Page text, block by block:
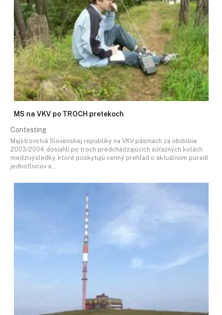
MS na VKV po TROCH pretekoch
Contesting
Majstrovstvá Slovenskej republiky na VKV pásmach za obdobie
2003/2004 dosiahli po troch predchádzajúcich súťažných kolách
medzivýsledky, ktoré poskytujú cenný prehľad o aktuálnom poradí
jednotlivcov a…